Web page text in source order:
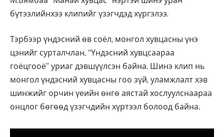
бүтээлийнхээ клипийг үзэгчдэд хүргэлээ.
Тэрбээр үндэсний өв соёл, монгол хувцасны үнэ
цэнийг сурталчлан, “Үндэсний хувцсаараа
гоёцгооё” уриаг дэвшүүлсэн байна. Шинэ клип нь
монгол үндэсний хувцасны гоо зүй, уламжлалт хэв
шинжийг орчин үеийн өнгө аястай хослуулснаараа
онцлог бөгөөд үзэгчдийн хүртээл болоод байна.